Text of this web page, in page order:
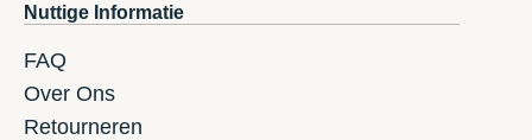
Nuttige Informatie
FAQ
Over Ons
Retourneren